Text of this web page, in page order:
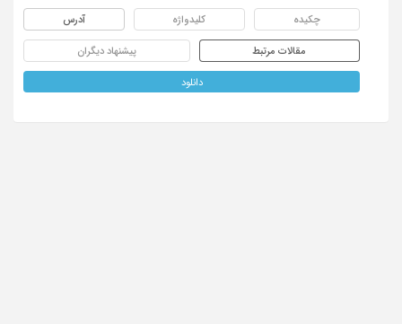
چکیده کلیدواژه آدرس
مقالات مرتبط پیشنهاد دیگران
دانلود